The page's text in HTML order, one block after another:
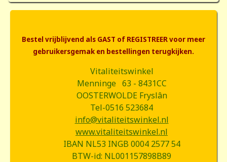
Bestel vrijblijvend als GAST of REGISTREER voor meer
gebruikersgemak en bestellingen terugkijken.
Vitaliteitswinkel
Menninge 63 - 8431CC
OOSTERWOLDE Fryslân
Tel-0516 523684
info@vitaliteitswinkel.nl
www.vitaliteitswinkel.nl
IBAN NL53 INGB 0004 2577 54
BTW-id: NL001157898B89